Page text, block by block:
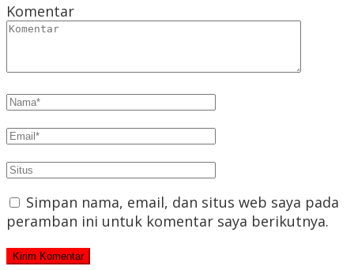
Komentar
Simpan nama, email, dan situs web saya pada
peramban ini untuk komentar saya berikutnya.